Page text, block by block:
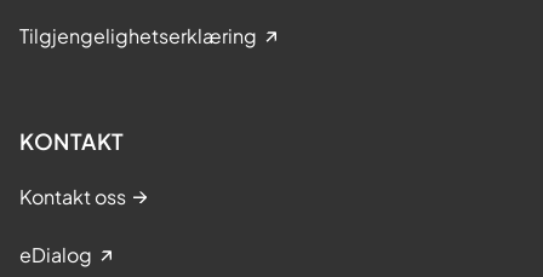
Tilgjengelighetserklæring
KONTAKT
Kontakt oss
eDialog